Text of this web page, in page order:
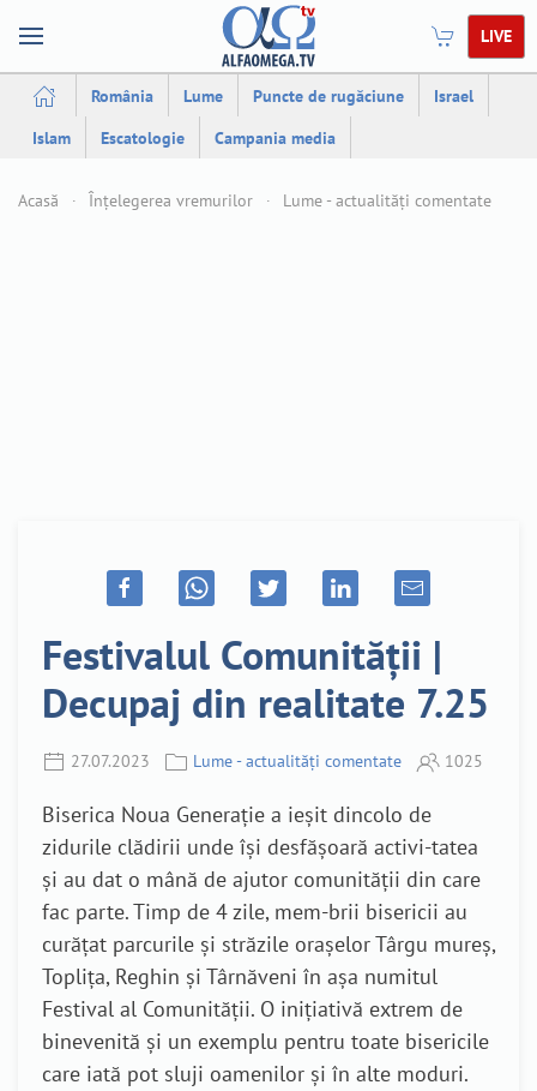
LIVE
România Lume Puncte de rugăciune
Israel
Islam
Escatologie Campania media
Acasă Înțelegerea vremurilor Lume - actualități comentate
Festivalul Comunității |
Decupaj din realitate 7.25
27.07.2023 Lume - actualități comentate 1025
Biserica Noua Generație a ieșit dincolo de
zidurile clădirii unde își desfășoară activi-tatea
și au dat o mână de ajutor comunității din care
fac parte. Timp de 4 zile, mem-brii bisericii au
curățat parcurile și străzile orașelor Târgu mureș,
Toplița, Reghin și Târnăveni în așa numitul
Festival al Comunității. O inițiativă extrem de
binevenită și un exemplu pentru toate bisericile
care iată pot sluji oamenilor și în alte moduri.